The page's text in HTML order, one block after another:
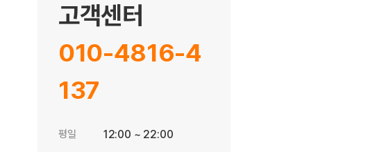
고객센터
010-4816-4
137
평일 12:00 ~ 22:00